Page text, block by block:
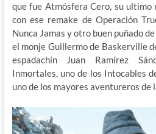
que fue Atmósfera Cero, su ultimo
con ese remake de Operación
Nunca Jamas y otro buen puñado
el monje Guillermo de Baskerville
espadachín Juan Ramírez
Inmortales, uno de los Intocables
uno de los mayores aventureros de